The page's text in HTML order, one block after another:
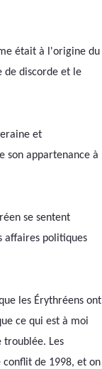
était à l'origine du
de discorde et le
et
son appartenance à
se sentent
affaires politiques
les Érythréens ont
ce qui est à moi
troublée. Les
de 1998, et on